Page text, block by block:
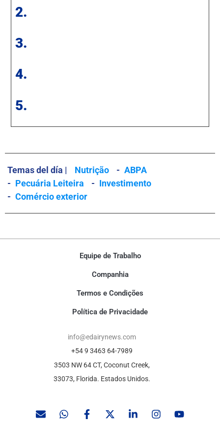
2.
3.
4.
5.
Temas del día | Nutrição - ABPA
- Pecuária Leiteira - Investimento
- Comércio exterior
Equipe de Trabalho
Companhia
Termos e Condições
Política de Privacidade
info@edairynews.com
+54 9 3463 64-7989
3503 NW 64 CT, Coconut Creek,
33073, Florida. Estados Unidos.